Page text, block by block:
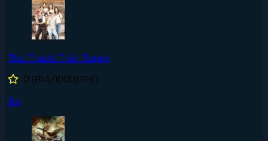
Thử Thách Thần Tượng
0 (814/1000) FHD
#4